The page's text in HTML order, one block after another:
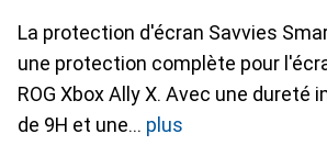
La protection d'écran Savvies
une protection complète pour
ROG Xbox Ally X. Avec une dureté
de 9H et une
plus